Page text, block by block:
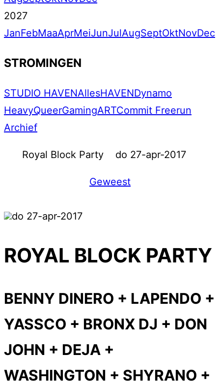
2027
JanFebMaaAprMeiJunJulAugSeptOktNovDec
STROMINGEN
STUDIO HAVENAllesHAVENDynamo
HeavyQueerGamingARTCommit Freerun
Archief
Royal Block Party do 27-apr-2017
Geweest
do 27-apr-2017
ROYAL BLOCK PARTY
BENNY DINERO + LAPENDO +
YASSCO + BRONX DJ + DON
JOHN + DEJA +
WASHINGTON + SHYRANO +